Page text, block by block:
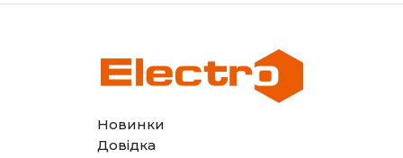
Новинки
Довідка